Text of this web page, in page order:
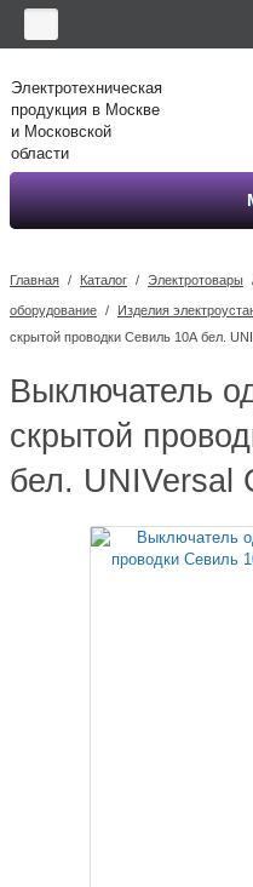
Электротехническая
продукция в Москве
и Московской
области
Главная / Каталог / Электротовары
оборудование / Изделия
скрытой проводки Севиль 10А бел.
Выключатель
скрытой
бел. UNIVersal